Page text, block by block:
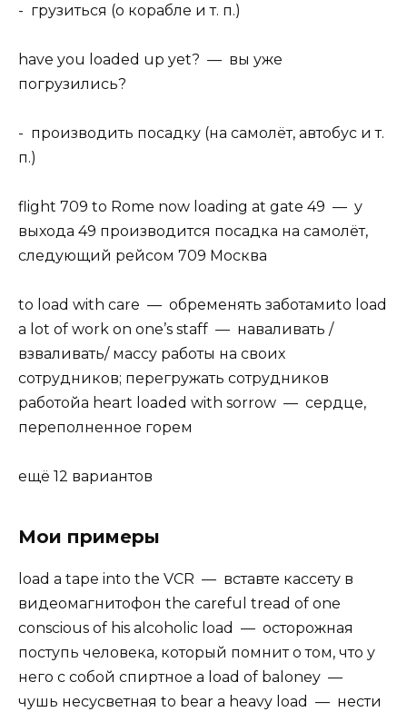
- грузиться (о корабле и т. п.)
have you loaded up yet? — вы уже
погрузились?
- производить посадку (на самолёт, автобус и т.
п.)
flight 709 to Rome now loading at gate 49 — у
выхода 49 производится посадка на самолёт,
следующий рейсом 709 Москва
to load with care — обременять заботамиto load
a lot of work on one’s staff — наваливать /
взваливать/ массу работы на своих
сотрудников; перегружать сотрудников
работойa heart loaded with sorrow — сердце,
переполненное горем
ещё 12 вариантов
Мои примеры
load a tape into the VCR — вставте кассету в
видеомагнитофон the careful tread of one
conscious of his alcoholic load — осторожная
поступь человека, который помнит о том, что у
него с собой спиртное a load of baloney —
чушь несусветная to bear a heavy load — нести